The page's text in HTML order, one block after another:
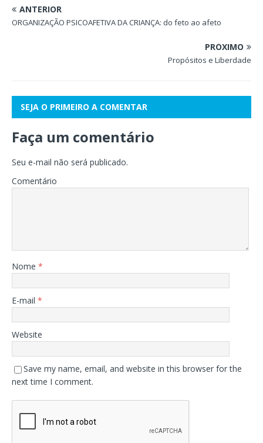
ANTERIOR
ORGANIZAÇÃO PSICOAFETIVA DA CRIANÇA: do feto ao afeto
PRÓXIMO
Propósitos e Liberdade
SEJA O PRIMEIRO A COMENTAR
Faça um comentário
Seu e-mail não será publicado.
Comentário
Nome *
E-mail *
Website
Save my name, email, and website in this browser for the
next time I comment.